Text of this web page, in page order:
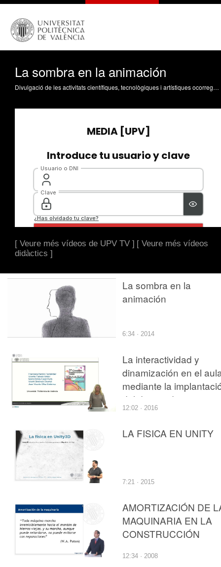
La sombra en la animación
Divulgació de les activitats científiques, tecnològiques i artístiques ocorregudes en els tres campus de la UPV
[ Veure més vídeos de UPV TV ] [ Veure més vídeos
didàctics ]
La sombra en la
animación
6:34 · 2014
La interactividad y
dinamización en el
mediante la
del diseño de casos
prácticos jurídicos
animación.
12:02 · 2016
LA FISICA EN UNITY
7:21 · 2015
AMORTIZACIÓN DE
MAQUINARIA EN LA
CONSTRUCCIÓN
12:34 · 2008